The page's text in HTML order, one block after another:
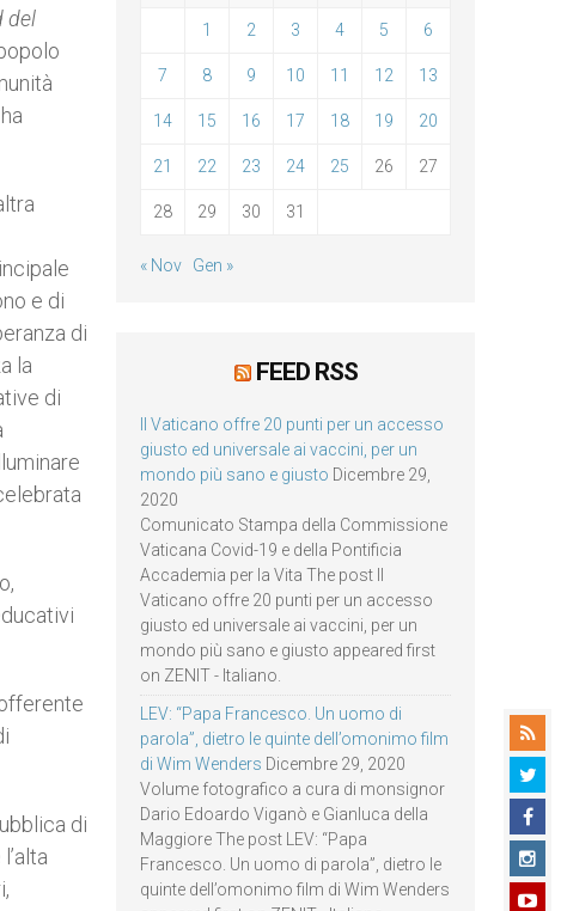
del
e di
di
la
di
di
1 2 3 4 5 6
7 8 9 10 11 12 13
14 15 16 17 18 19 20
21 22 23 24 25 26 27
28 29 30 31
« Nov Gen »
FEED RSS
Il Vaticano offre 20 punti per un accesso
giusto ed universale ai vaccini, per un
mondo più sano e giusto Dicembre 29,
2020
Comunicato Stampa della Commissione
Vaticana Covid-19 e della Pontificia
Accademia per la Vita The post Il
Vaticano offre 20 punti per un accesso
giusto ed universale ai vaccini, per un
mondo più sano e giusto appeared first
on ZENIT - Italiano.
LEV: “Papa Francesco. Un uomo di
parola”, dietro le quinte dell’omonimo film
di Wim Wenders Dicembre 29, 2020
Volume fotografico a cura di monsignor
Dario Edoardo Viganò e Gianluca della
Maggiore The post LEV: “Papa
Francesco. Un uomo di parola”, dietro le
quinte dell’omonimo film di Wim Wenders